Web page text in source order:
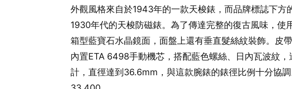
外觀風格來自於1943年的一款天梭錶，而品牌標誌下
1930年代的天梭防磁錶。為了傳達完整的復古風味，使
箱型藍寶石水晶鏡面，面盤上還有垂直髮絲紋裝飾。皮
內置ETA 6498手動機芯，搭配藍色螺絲、日內瓦波紋
計，直徑達到36.6mm，與這款腕錶的錶徑比例十分協